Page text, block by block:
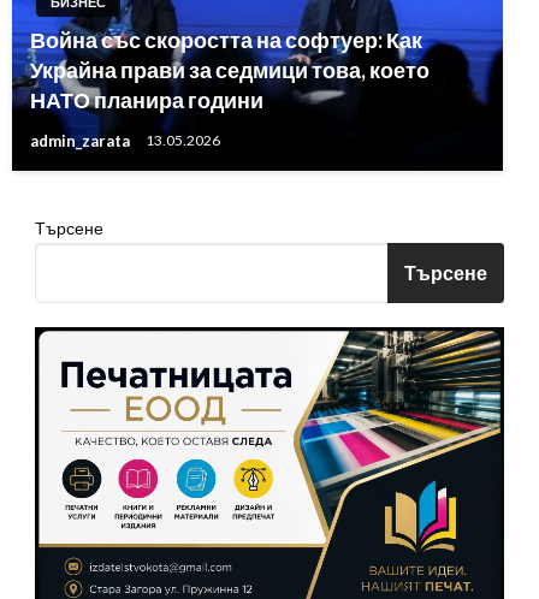
Война със скоростта на софтуер: Как
Украйна прави за седмици това, което
НАТО планира години
admin_zarata 13.05.2026
Търсене
Търсене